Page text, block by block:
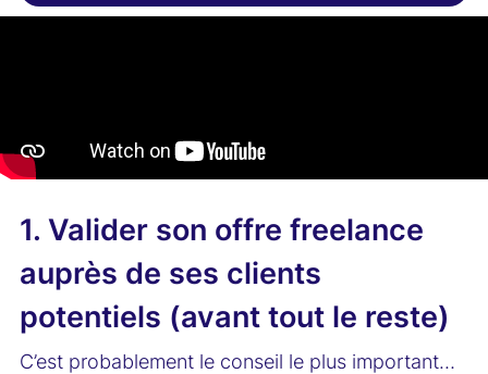
1. Valider son offre freelance
auprès de ses clients
potentiels (avant tout le reste)
C’est probablement le conseil le plus important…